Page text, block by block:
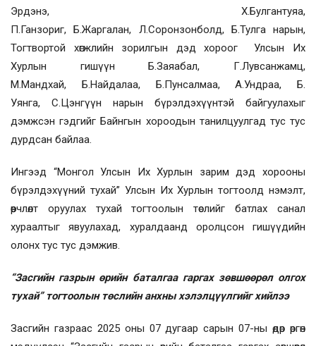
Эрдэнэ, Х.Булгантуяа,
П.Ганзориг, Б.Жаргалан, Л.Соронзонболд, Б.Тулга нарын,
Тогтвортой хөгжлийн зорилгын дэд хороог
Улсын Их
Хурлын гишүүнБ.Заяабал, Г.Лувсанжамц,
М.Мандхай, Б.Найдалаа, Б.Пунсалмаа, А.Ундраа, Б.
Уянга, С.Цэнгүүн
нарын бүрэлдэхүүнтэй байгуулахыг
дэмжсэн гэдгийг Байнгын хороодын танилцуулгад тус тус
дурдсан байлаа.
Ингээд “Монгол Улсын Их Хурлын зарим дэд хорооны
бүрэлдэхүүний тухай” Улсын Их Хурлын тогтоолд нэмэлт,
өөрчлөлт оруулах тухай тогтоолын төслийг батлах санал
хураалтыг явуулахад, хуралдаанд оролцсон гишүүдийн
олонх тус тус дэмжив.
“Засгийн газрын өрийн баталгаа гаргах зөвшөөрөл олгох
тухай” тогтоолын төслийн анхны хэлэлцүүлгийг хийлээ
Засгийн газраас 2025 оны 07 дугаар сарын 07-ны өдөр өргөн